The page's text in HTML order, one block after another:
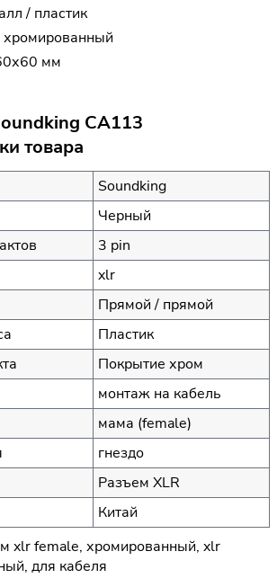
/ пластик
мм
CA113
товара
Soundking
Черный
3 pin
xlr
Прямой / прямой
Пластик
Покрытие хром
монтаж на кабель
мама (female)
гнездо
Разъем XLR
Китай
xlr female, хромированный, xlr
для кабеля